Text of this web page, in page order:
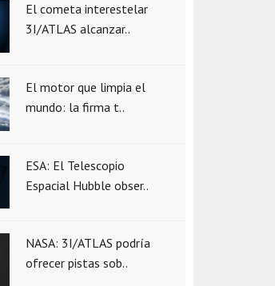
El cometa interestelar
3I/ATLAS alcanzar..
El motor que limpia el
mundo: la firma t..
ESA: El Telescopio
Espacial Hubble obser..
NASA: 3I/ATLAS podría
ofrecer pistas sob..